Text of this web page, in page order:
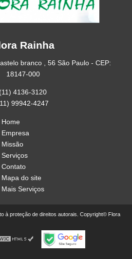
Rainha
branco , 56 São Paulo - CEP:
18147-000
(11) 4136-3120
99942-4247
Home
Empresa
Missão
Serviços
Contato
Mapa do site
Mais Serviços
à proteção de direitos autorais. Copyright© Flora